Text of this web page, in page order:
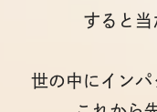
すると当
世の中にインパ